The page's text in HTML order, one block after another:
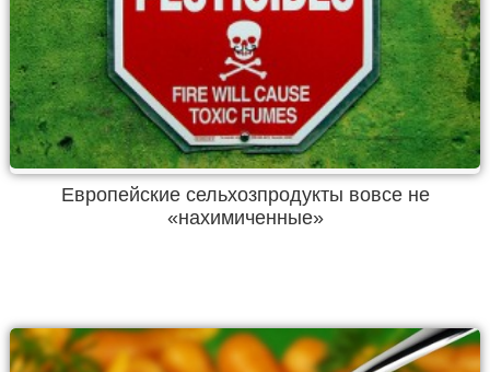
Европейские сельхозпродукты вовсе не
«нахимиченные»